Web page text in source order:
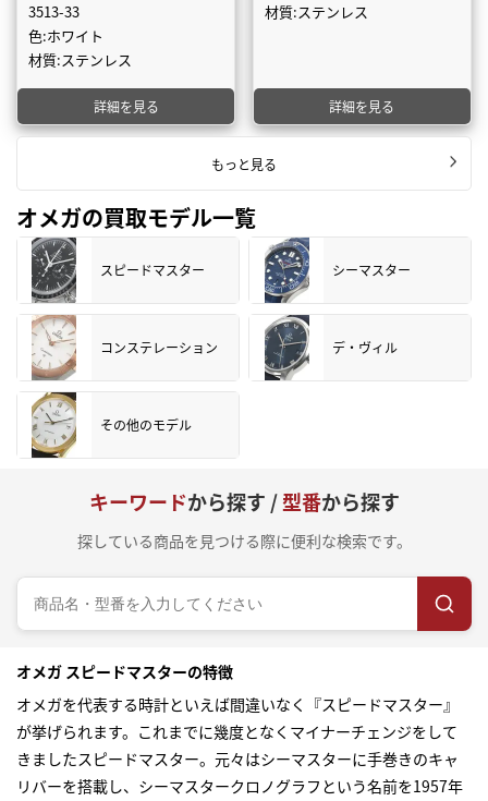
3513-33
色:ホワイト
材質:ステンレス
詳細を見る
材質:ステンレス
詳細を見る
もっと見る
オメガの買取モデル一覧
スピードマスター シーマスター
コンステレーション デ・ヴィル
その他のモデル
キーワードから探す /型番から探す
探している商品を見つける際に便利な検索です。
オメガ スピードマスターの特徴
オメガを代表する時計といえば間違いなく『スピードマスター』
が挙げられます。これまでに幾度となくマイナーチェンジをして
きましたスピードマスター。元々はシーマスターに手巻きのキャ
リバーを搭載し、シーマスタークロノグラフという名前を1957年